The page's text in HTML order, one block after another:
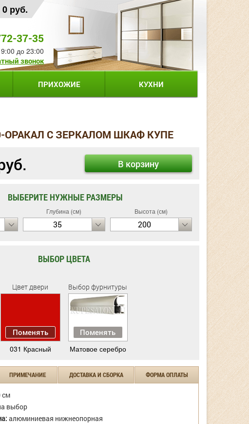
0 руб.
37-35
до 23:00
звонок
ПРИХОЖИЕ КУХНИ
ОРАКАЛ С ЗЕРКАЛОМ ШКАФ КУПЕ
В корзину
ВЫБЕРИТЕ НУЖНЫЕ РАЗМЕРЫ
Глубина (см)
35
Высота (см)
200
ВЫБОР ЦВЕТА
Цвет двери
Поменять
031 Красный
Выбор фурнитуры
Поменять
Матовое серебро
ПРИМЕЧАНИЕ ДОСТАВКА И СБОРКА ФОРМА ОПЛАТЫ
см
выбор
алюминиевая нижнеопорная